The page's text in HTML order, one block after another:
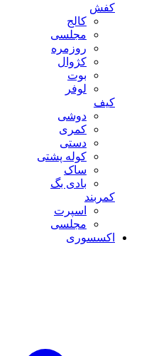
کفش
کالج
مجلسی
روزمره
کژوال
بوت
لوفر
کیف
دوشی
کمری
دستی
کوله پشتی
ساک
بادی بگ
کمربند
اسپرت
مجلسی
اکسسوری